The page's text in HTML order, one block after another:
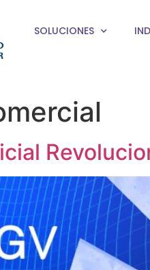
SOLUCIONES